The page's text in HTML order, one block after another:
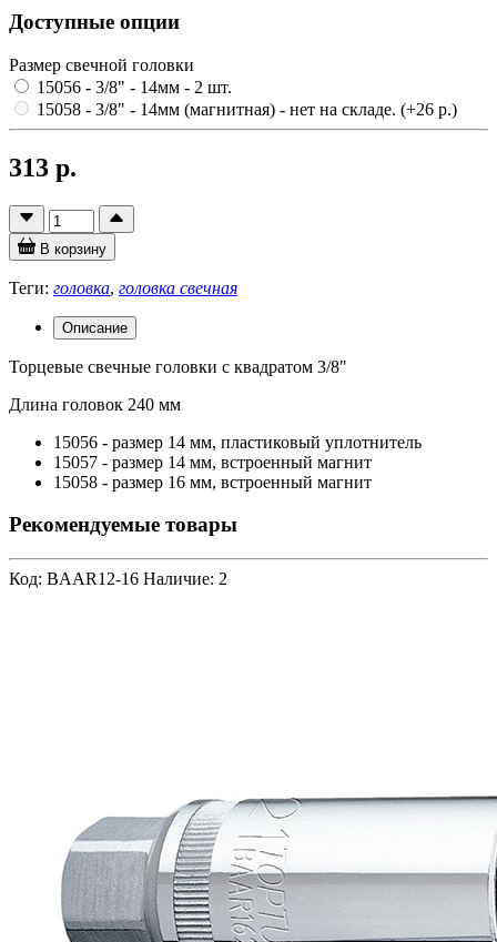
Доступные опции
Размер свечной головки
15056 - 3/8" - 14мм - 2 шт.
15058 - 3/8" - 14мм (магнитная) - нет на складе. (+26 р.)
313 р.
В корзину
Теги: головка, головка свечная
Описание
Торцевые свечные головки с квадратом 3/8"
Длина головок 240 мм
15056 - размер 14 мм, пластиковый уплотнитель
15057 - размер 14 мм, встроенный магнит
15058 - размер 16 мм, встроенный магнит
Рекомендуемые товары
Код: BAAR12-16 Наличие: 2